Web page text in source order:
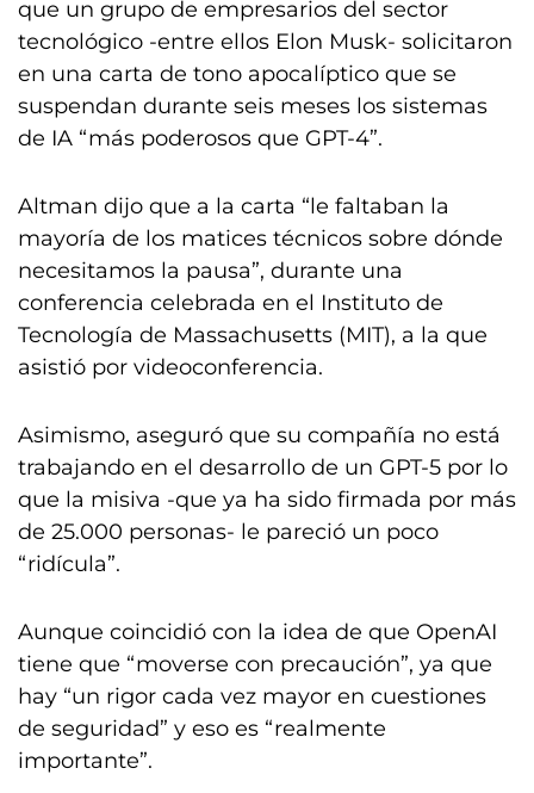
que un grupo de empresarios del sector
tecnológico -entre ellos Elon Musk- solicitaron
en una carta de tono apocalíptico que se
suspendan durante seis meses los sistemas
de IA “más poderosos que GPT-4”.
Altman dijo que a la carta “le faltaban la
mayoría de los matices técnicos sobre dónde
necesitamos la pausa”, durante una
conferencia celebrada en el Instituto de
Tecnología de Massachusetts (MIT), a la que
asistió por videoconferencia.
Asimismo, aseguró que su compañía no está
trabajando en el desarrollo de un GPT-5 por lo
que la misiva -que ya ha sido firmada por más
de 25.000 personas- le pareció un poco
“ridícula”.
Aunque coincidió con la idea de que OpenAI
tiene que “moverse con precaución”, ya que
hay “un rigor cada vez mayor en cuestiones
de seguridad” y eso es “realmente
importante”.